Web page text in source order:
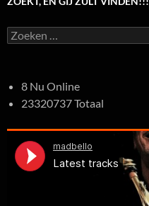
Zoeken
naar:
8 Nu Online
23320737 Totaal